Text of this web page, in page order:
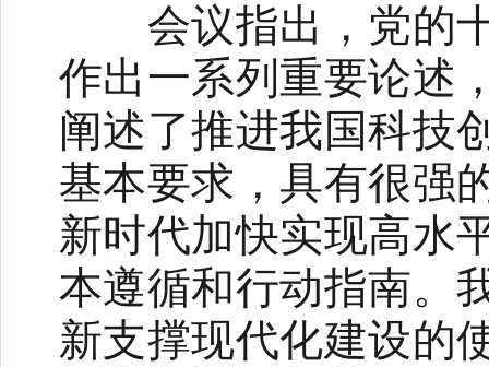
会议指出，党的十
作出一系列重要论述
阐述了推进我国科技
基本要求，具有很强
新时代加快实现高水
本遵循和行动指南。
新支撑现代化建设的